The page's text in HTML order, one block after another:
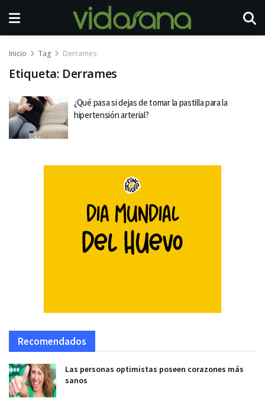
Inicio Tag Derrames
Etiqueta: Derrames
¿Qué pasa si dejas de tomar la pastilla para la
hipertensión arterial?
Recomendados
Las personas optimistas poseen corazones más
sanos